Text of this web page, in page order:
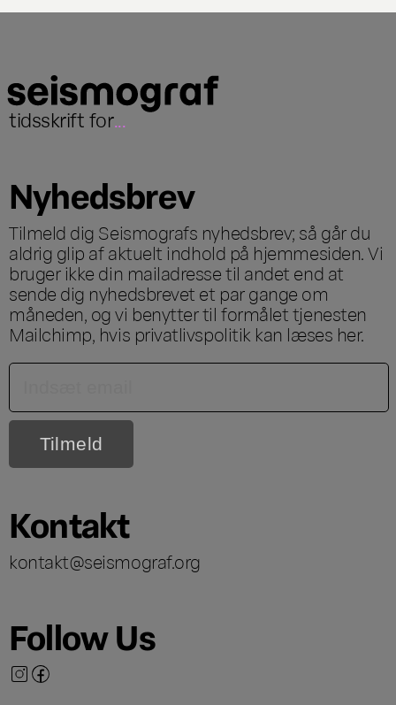
tidsskrift for...
Nyhedsbrev
Tilmeld dig Seismografs nyhedsbrev; så går du
aldrig glip af aktuelt indhold på hjemmesiden. Vi
bruger ikke din mailadresse til andet end at
sende dig nyhedsbrevet et par gange om
måneden, og vi benytter til formålet tjenesten
Mailchimp, hvis privatlivspolitik kan læses her.
Kontakt
kontakt@seismograf.org
Follow Us